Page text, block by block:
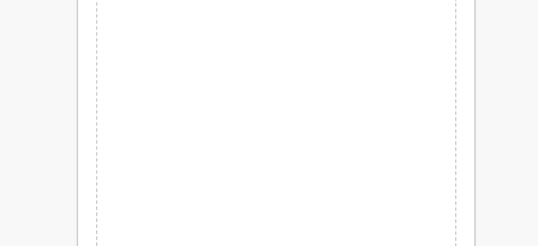
Artikeltekst